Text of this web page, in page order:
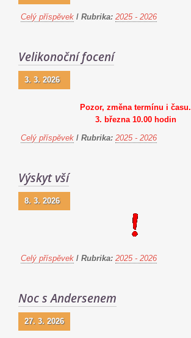
Celý příspěvek / Rubrika: 2025 - 2026
Velikonoční focení
3. 3. 2026
Pozor, změna termínu i času.
3. března 10.00 hodin
Celý příspěvek / Rubrika: 2025 - 2026
Výskyt vší
8. 3. 2026
Celý příspěvek / Rubrika: 2025 - 2026
Noc s Andersenem
27. 3. 2026